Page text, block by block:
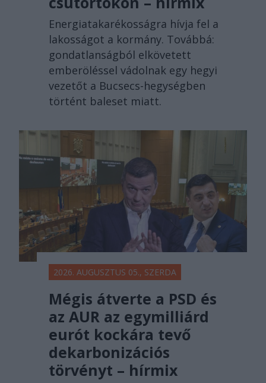
Energiatakarékosságra hívja fel a
lakosságot a kormány. Továbbá:
gondatlanságból elkövetett
emberöléssel vádolnak egy hegyi
vezetőt a Bucsecs-hegységben
történt baleset miatt.
2026. AUGUSZTUS 05., SZERDA
Mégis átverte a PSD és
az AUR az egymilliárd
eurót kockára tevő
dekarbonizációs
törvényt – hírmix